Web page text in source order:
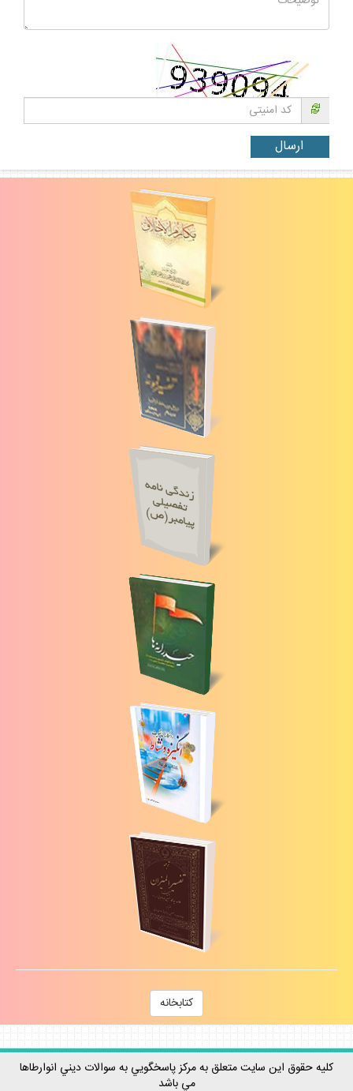
كتابخانه
كليه حقوق اين سايت متعلق به مركز پاسخگويي به سوالات ديني انوارطاها
مي باشد